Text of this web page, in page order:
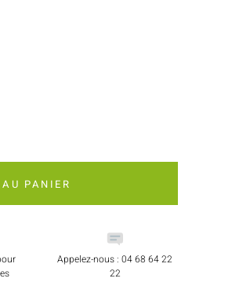
PANIER
Appelez-nous : 04 68 64 22
22